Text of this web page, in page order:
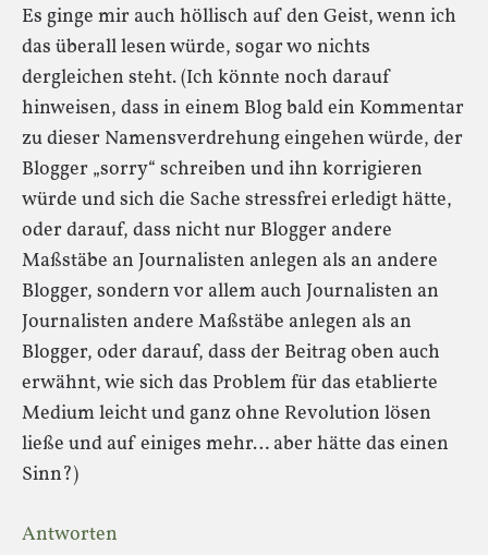
Es ginge mir auch höllisch auf den Geist, wenn ich
das überall lesen würde, sogar wo nichts
dergleichen steht. (Ich könnte noch darauf
hinweisen, dass in einem Blog bald ein Kommentar
zu dieser Namensverdrehung eingehen würde, der
Blogger „sorry“ schreiben und ihn korrigieren
würde und sich die Sache stressfrei erledigt hätte,
oder darauf, dass nicht nur Blogger andere
Maßstäbe an Journalisten anlegen als an andere
Blogger, sondern vor allem auch Journalisten an
Journalisten andere Maßstäbe anlegen als an
Blogger, oder darauf, dass der Beitrag oben auch
erwähnt, wie sich das Problem für das etablierte
Medium leicht und ganz ohne Revolution lösen
ließe und auf einiges mehr… aber hätte das einen
Sinn?)
Antworten